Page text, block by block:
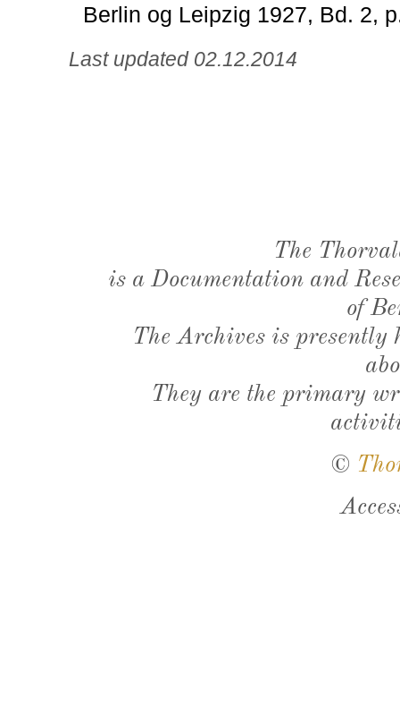
Berlin og Leipzig 1927, Bd. 2,
Last updated 02.12.2014
The
is a Documentation and
of
The Archives is presently
They are the primary
©